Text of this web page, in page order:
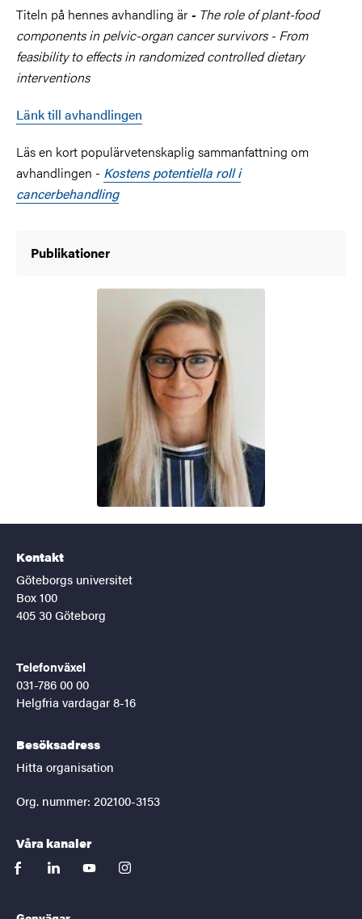
Titeln på hennes avhandling är - The role of plant-food
components in pelvic-organ cancer survivors - From
feasibility to effects in randomized controlled dietary
interventions
Länk till avhandlingen
Läs en kort populärvetenskaplig sammanfattning om
avhandlingen - Kostens potentiella roll i
cancerbehandling
Publikationer
Kontakt
Göteborgs universitet
Box 100
405 30 Göteborg
Telefonväxel
031-786 00 00
Helgfria vardagar 8-16
Besöksadress
Hitta organisation
Org. nummer: 202100-3153
Våra kanaler
facebooklinkedinyoutubeinstagram